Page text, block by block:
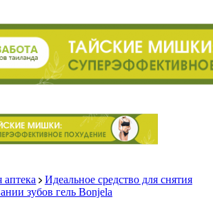
аптека
Идеальное средство для снятия
зубов гель Bonjela